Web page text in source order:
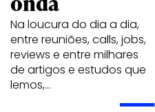
Na loucura do dia a dia,
entre reuniões, calls, jobs,
reviews e entre milhares
de artigos e estudos que
lemos,…